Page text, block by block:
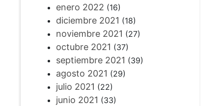
enero 2022 (16)
diciembre 2021 (18)
noviembre 2021 (27)
octubre 2021 (37)
septiembre 2021 (39)
agosto 2021 (29)
julio 2021 (22)
junio 2021 (33)